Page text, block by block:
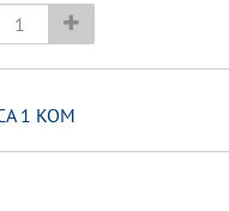
1 KOM